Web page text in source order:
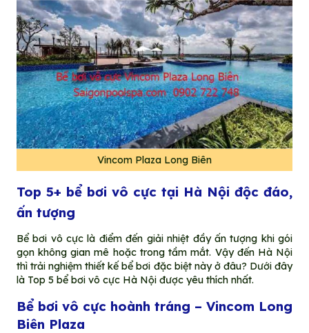
Vincom Plaza Long Biên
Top 5+ bể bơi vô cực tại Hà Nội độc đáo,
ấn tượng
Bể bơi vô cực là điểm đến giải nhiệt đầy ấn tượng khi gói
gọn không gian mê hoặc trong tầm mắt. Vậy đến Hà Nội
thì trải nghiệm thiết kế bể bơi đặc biệt này ở đâu? Dưới đây
là Top 5 bể bơi vô cực Hà Nội được yêu thích nhất.
Bể bơi vô cực hoành tráng – Vincom Long
Biên Plaza